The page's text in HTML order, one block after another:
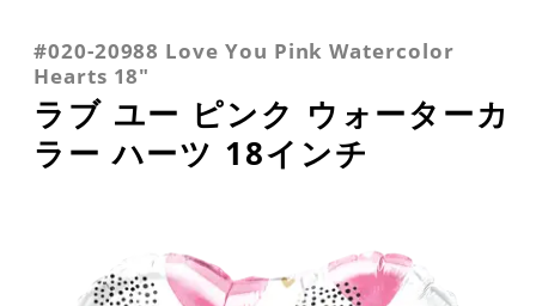
バレンタイン
#020-20988 Love You Pink Watercolor
Hearts 18"
ラブ ユー ピンク ウォーターカ
ラー ハーツ 18インチ